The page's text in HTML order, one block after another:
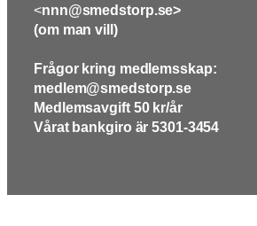
<nnn@smedstorp.se>
(om man vill)
Frågor kring medlemsskap:
medlem@smedstorp.se
Medlemsavgift 50 kr/år
Vårat bankgiro är 5301-3454